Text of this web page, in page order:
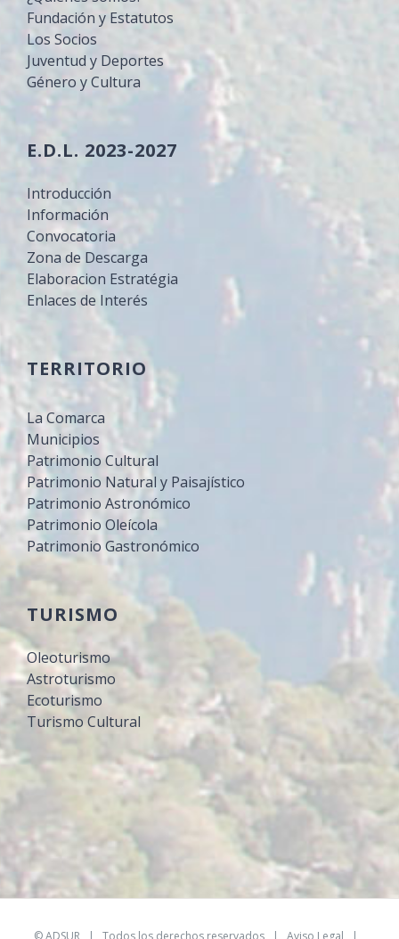
Fundación y Estatutos
Los Socios
Juventud y Deportes
Género y Cultura
E.D.L. 2023-2027
Introducción
Información
Convocatoria
Zona de Descarga
Elaboracion Estratégia
Enlaces de Interés
TERRITORIO
La Comarca
Municipios
Patrimonio Cultural
Patrimonio Natural y Paisajístico
Patrimonio Astronómico
Patrimonio Oleícola
Patrimonio Gastronómico
TURISMO
Oleoturismo
Astroturismo
Ecoturismo
Turismo Cultural
©ADSUR | Todos los derechos reservados | Aviso Legal |